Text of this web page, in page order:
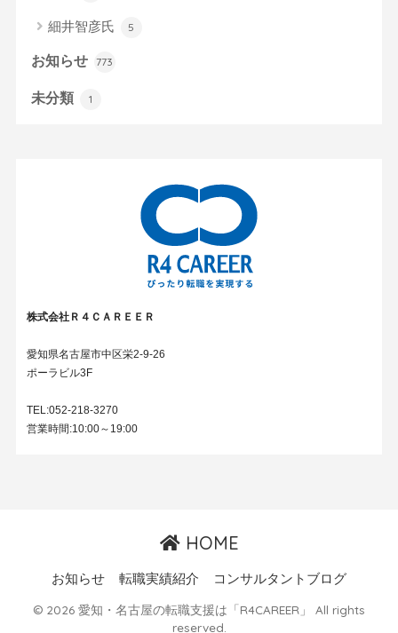
細井智彦氏 5
お知らせ 773
未分類 1
株式会社Ｒ４ＣＡＲＥＥＲ
愛知県名古屋市中区栄2-9-26
ポーラビル3F
TEL:052-218-3270
営業時間:10:00～19:00
HOME
お知らせ 転職実績紹介 コンサルタントブログ
© 2026 愛知・名古屋の転職支援は「R4CAREER」 All rights
reserved.